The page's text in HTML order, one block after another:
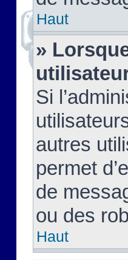
Haut
»
Si
autres
permet
de
ou des
Haut